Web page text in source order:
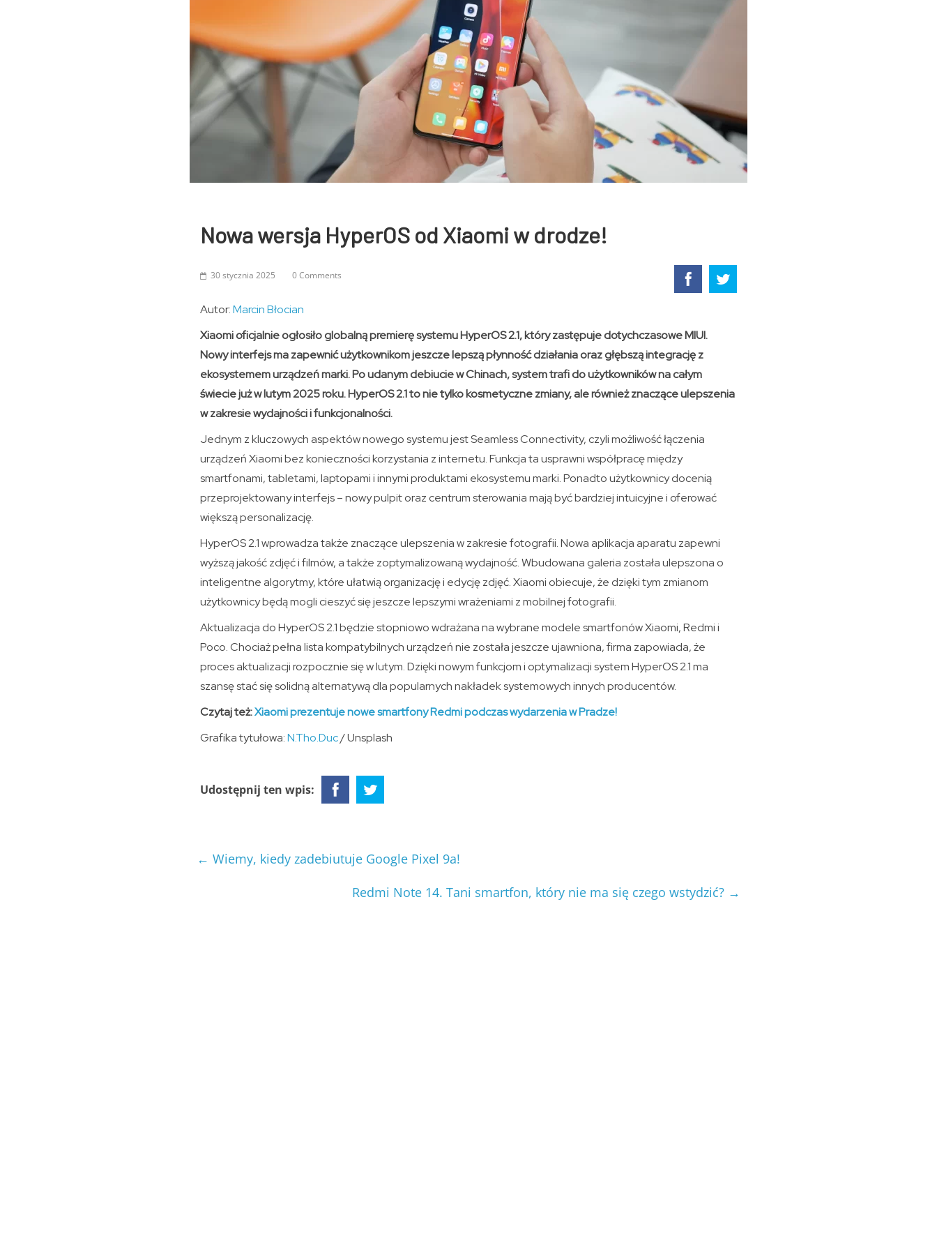
Nowa wersja HyperOS od Xiaomi w drodze!
30 stycznia 2025 0 Comments
Autor:Marcin Błocian
Xiaomi oficjalnie ogłosiło globalną premierę systemu HyperOS 2.1, który zastępuje dotychczasowe MIUI.
Nowy interfejs ma zapewnić użytkownikom jeszcze lepszą płynność działania oraz głębszą integrację z
ekosystemem urządzeń marki. Po udanym debiucie w Chinach, system trafi do użytkowników na całym
świecie już w lutym 2025 roku. HyperOS 2.1 to nie tylko kosmetyczne zmiany, ale również znaczące ulepszenia
w zakresie wydajności i funkcjonalności.
Jednym z kluczowych aspektów nowego systemu jest Seamless Connectivity, czyli możliwość łączenia
urządzeń Xiaomi bez konieczności korzystania z internetu. Funkcja ta usprawni współpracę między
smartfonami, tabletami, laptopami i innymi produktami ekosystemu marki. Ponadto użytkownicy docenią
przeprojektowany interfejs – nowy pulpit oraz centrum sterowania mają być bardziej intuicyjne i oferować
większą personalizację.
HyperOS 2.1 wprowadza także znaczące ulepszenia w zakresie fotografii. Nowa aplikacja aparatu zapewni
wyższą jakość zdjęć i filmów, a także zoptymalizowaną wydajność. Wbudowana galeria została ulepszona o
inteligentne algorytmy, które ułatwią organizację i edycję zdjęć. Xiaomi obiecuje, że dzięki tym zmianom
użytkownicy będą mogli cieszyć się jeszcze lepszymi wrażeniami z mobilnej fotografii.
Aktualizacja do HyperOS 2.1 będzie stopniowo wdrażana na wybrane modele smartfonów Xiaomi, Redmi i
Poco. Chociaż pełna lista kompatybilnych urządzeń nie została jeszcze ujawniona, firma zapowiada, że
proces aktualizacji rozpocznie się w lutym. Dzięki nowym funkcjom i optymalizacji system HyperOS 2.1 ma
szansę stać się solidną alternatywą dla popularnych nakładek systemowych innych producentów.
Czytaj też:Xiaomi prezentuje nowe smartfony Redmi podczas wydarzenia w Pradze!
Grafika tytułowa:N.Tho.Duc/ Unsplash
Udostępnij ten wpis:
← Wiemy, kiedy zadebiutuje Google Pixel 9a!
Redmi Note 14. Tani smartfon, który nie ma się czego wstydzić? →